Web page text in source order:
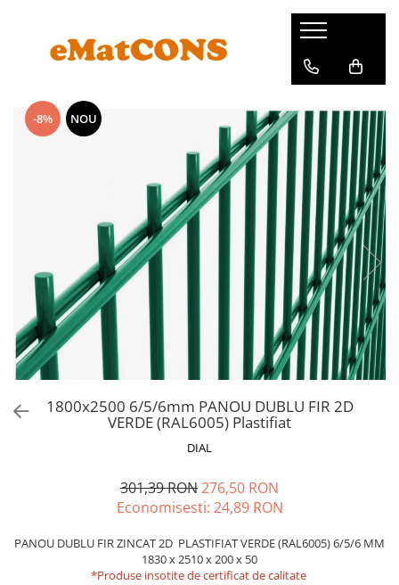
-8% NOU
1800x2500 6/5/6mm PANOU DUBLU FIR 2D
VERDE (RAL6005) Plastifiat
DIAL
301,39 RON276,50 RON
Economisesti: 24,89 RON
PANOU DUBLU FIR ZINCAT 2D PLASTIFIAT VERDE (RAL6005) 6/5/6 MM
1830 x 2510 x 200 x 50
*Produse insotite de certificat de calitate